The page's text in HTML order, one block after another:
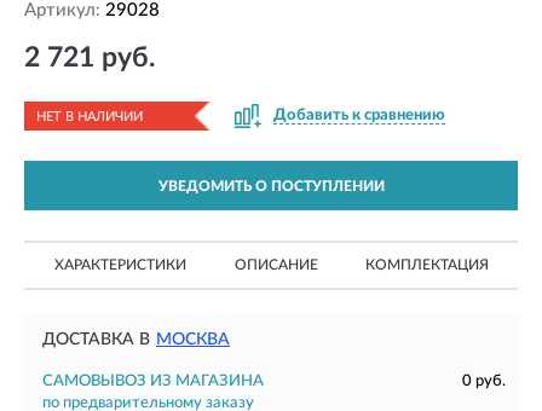
Артикул: 29028
2 721 руб.
НЕТ В НАЛИЧИИ Добавить к сравнению
УВЕДОМИТЬ О ПОСТУПЛЕНИИ
ХАРАКТЕРИСТИКИ ОПИСАНИЕ КОМПЛЕКТАЦИЯ
ДОСТАВКА В МОСКВА
САМОВЫВОЗ ИЗ МАГАЗИНА
0 руб.
по предварительному заказу